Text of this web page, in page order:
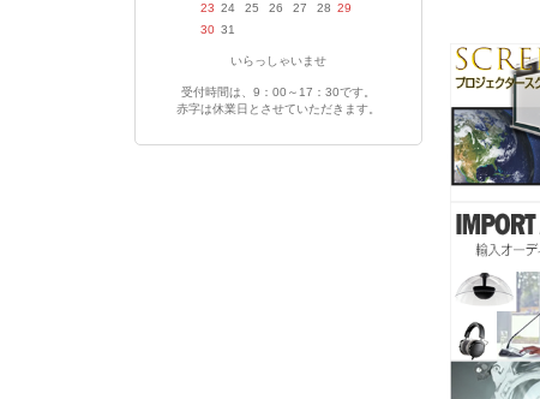
23 24 25 26 27 28 29
30 31
いらっしゃいませ
受付時間は、9：00～17：30です。
赤字は休業日とさせていただきます。